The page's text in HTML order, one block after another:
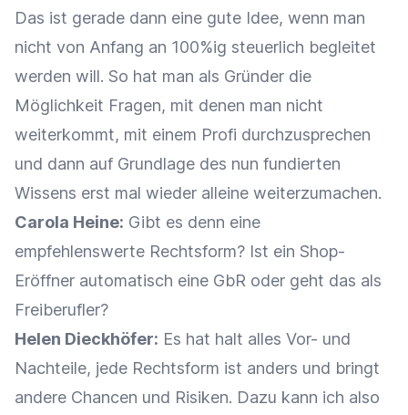
Das ist gerade dann eine gute Idee, wenn man
nicht von Anfang an 100%ig steuerlich begleitet
werden will. So hat man als Gründer die
Möglichkeit Fragen, mit denen man nicht
weiterkommt, mit einem Profi durchzusprechen
und dann auf Grundlage des nun fundierten
Wissens erst mal wieder alleine weiterzumachen.
Carola Heine: Gibt es denn eine
empfehlenswerte Rechtsform? Ist ein Shop-
Eröffner automatisch eine GbR oder geht das als
Freiberufler?
Helen Dieckhöfer: Es hat halt alles Vor- und
Nachteile, jede Rechtsform ist anders und bringt
andere Chancen und Risiken. Dazu kann ich also